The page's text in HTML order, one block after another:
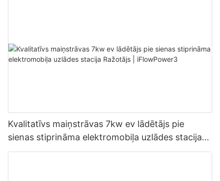
Kvalitatīvs maiņstrāvas 7kw ev lādētājs pie
sienas stiprināma elektromobiļa uzlādes stacija
Ražotājs | iFlowPower3